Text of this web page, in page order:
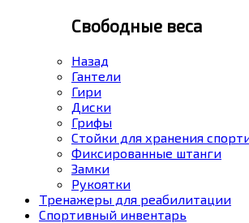
Свободные веса
Назад
Гантели
Гири
Диски
Грифы
Стойки для хранения
Фиксированные штанги
Замки
Рукоятки
Тренажеры для реабилитации
Спортивный инвентарь